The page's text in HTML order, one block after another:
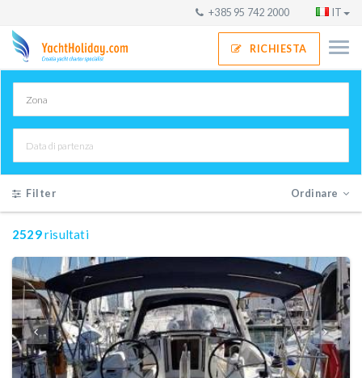
+385 95 742 2000 IT
RICHIESTA
Filter Ordinare
2529risultati